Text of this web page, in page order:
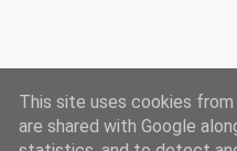
Franken-Kredite:
This site uses cookies
are shared with Google